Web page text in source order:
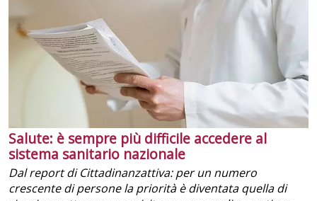
Salute: è sempre più difficile accedere al
sistema sanitario nazionale
Dal report di Cittadinanzattiva: per un numero
crescente di persone la priorità è diventata quella di